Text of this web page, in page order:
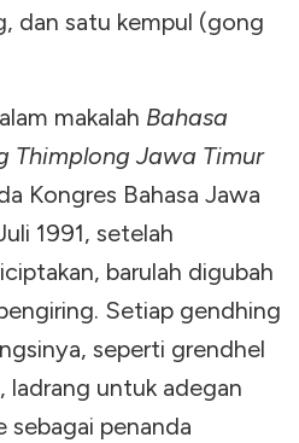
dan satu kempul (gong
makalah Bahasa
Thimplong Jawa Timur
Kongres Bahasa Jawa
1991, setelah
barulah digubah
Setiap gendhing
seperti grendhel
ladrang untuk adegan
sebagai penanda